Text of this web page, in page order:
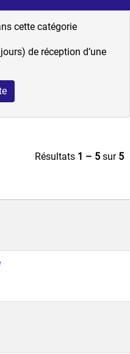
cette catégorie
de réception d’une
Résultats 1 – 5 sur 5